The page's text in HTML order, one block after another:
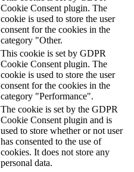
Cookie Consent plugin. The
cookie is used to store the user
consent for the cookies in the
category "Other.
This cookie is set by GDPR
Cookie Consent plugin. The
cookie is used to store the user
consent for the cookies in the
category "Performance".
The cookie is set by the GDPR
Cookie Consent plugin and is
used to store whether or not user
has consented to the use of
cookies. It does not store any
personal data.